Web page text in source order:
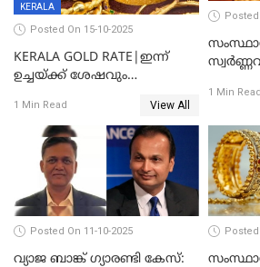
KERALA
Posted On 15-10-2025
KERALA GOLD RATE|ഇന്ന്
ഉച്ചയ്ക്ക് ശേഷവും
പവന് കൂടിയത് 400 രൂപ
1 Min Read View All
Posted
1 Min Read
Posted On 11-10-2025
വ്യാജ ബാങ്ക് ഗ്യാരണ്ടി കേസ്:
Posted